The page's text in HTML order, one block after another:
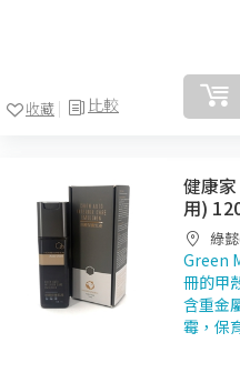
比較
收藏
健康
用)
綠
Green
冊的甲
含重金
霉，保